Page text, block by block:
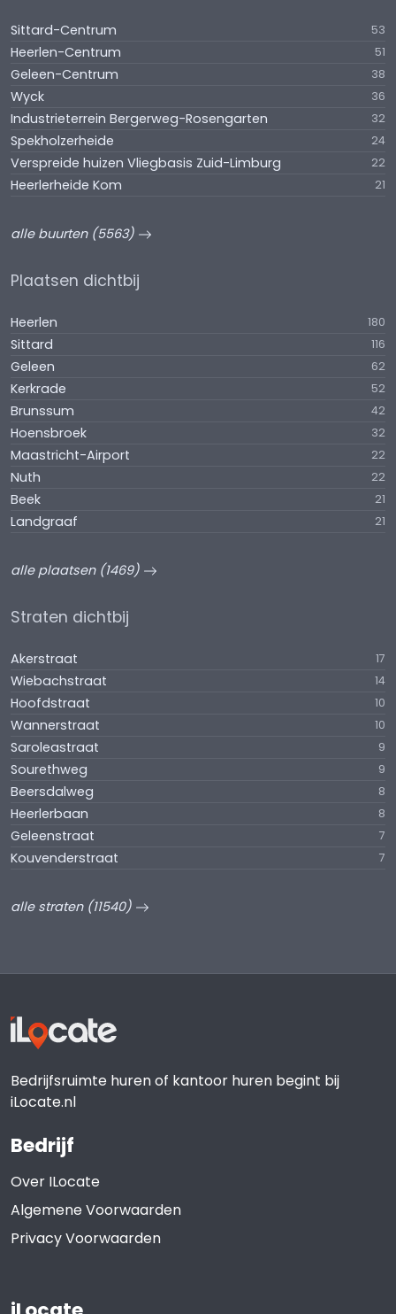
Sittard-Centrum 53
Heerlen-Centrum 51
Geleen-Centrum 38
Wyck 36
Industrieterrein Bergerweg-Rosengarten 32
Spekholzerheide 24
Verspreide huizen Vliegbasis Zuid-Limburg 22
Heerlerheide Kom 21
alle buurten (5563)
Plaatsen dichtbij
Heerlen 180
Sittard 116
Geleen 62
Kerkrade 52
Brunssum 42
Hoensbroek 32
Maastricht-Airport 22
Nuth 22
Beek 21
Landgraaf 21
alle plaatsen (1469)
Straten dichtbij
Akerstraat 17
Wiebachstraat 14
Hoofdstraat 10
Wannerstraat 10
Saroleastraat 9
Sourethweg 9
Beersdalweg 8
Heerlerbaan 8
Geleenstraat 7
Kouvenderstraat 7
alle straten (11540)
Bedrijfsruimte huren of kantoor huren begint bij
iLocate.nl
Bedrijf
Over ILocate
Algemene Voorwaarden
Privacy Voorwaarden